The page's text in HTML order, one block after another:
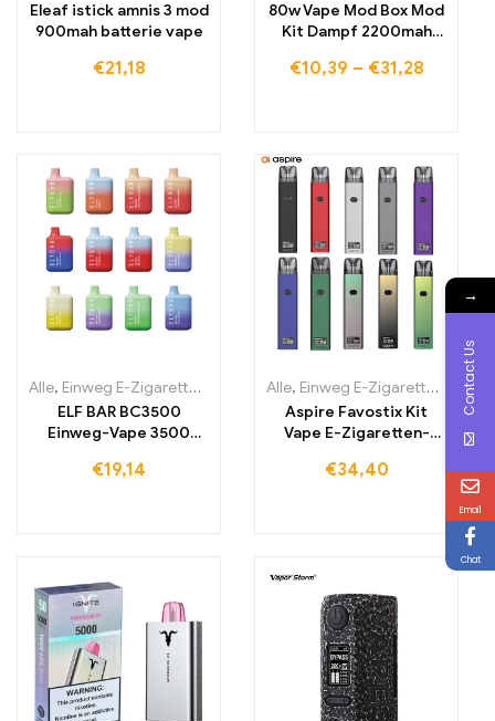
Eleaf istick amnis 3 mod
900mah batterie vape
€21,18
80w Vape Mod Box Mod
Kit Dampf 2200mah
€10,39 – €31,28
Alle, Einweg E-Zigaretten Einweg-E-Zigaretten Litauen,Einweg-
ELF BAR BC3500
Einweg-Vape 3500
€19,14
Alle, Einweg E-Zigaretten
Aspire Favostix Kit
Vape E-Zigaretten-
€34,40
→
Contact Us
Email
Chat